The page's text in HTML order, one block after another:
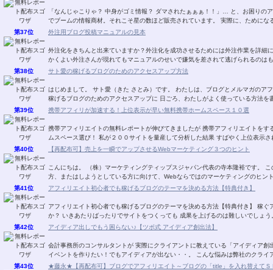
「なんじゃこりゃ？ 中身がゴミ情報？ ダマされたぁぁぁ！！」… と、お困りの
でブームの情報商材。それこそ星の数ほど
第37位
外注用ブログ投稿マニュアルの見本
外注化をきちんと出来ていますか？外注化を成功させるためには外注作業を詳細
かくよい外注さんが現れてもマニュアルのせいで嫌気を差されて逃げられるの
第38位
サト愛の稼げるブログのためのアクセスアップ方法
はじめまして。 サト愛（きた さとみ）です。 わたしは、ブログとメルマガのアフィリエイトを 楽しんでいます。 このレポートでは、
稼げるブログのためのアクセスアップに 日ごろ、わたしがよく使っている方法
第39位
携帯アフィリが加速する！上位表示が早い無料携帯ホームスペース１０選
携帯アフィリエイトの無料レポートが伸びてきましたが 携帯アフィリエイトを
ムスペース選び！ 私が２００サイトを量産して分析した結果 すばやく上
第40位
【再配布可】売上を一瞬でアップさせるWebマーケティング３つのヒント
こんにちは。 （株）マーケティングティップスジャパン代表の寺本隆裕です。 このレポートでは、Webを使って何かを販売している
第41位 アフィリエイト初心者でも稼げるブログのテーマを決める方法【特典付き】
アフィリエイト初心者でも稼げるブログのテーマを決める方法【特典付き】 稼ぐアフィリエイトサイトのテーマの決め方は ご存じです
第42位 アイディア出しでもう困らない♪【ツボ式 アイディア創出法】
会計事務所のコンサルタントが 実際にクライアントに教えている「アイディア創出法」です。 ★あ～企画を考えな
イベントを作りたい！でもアイディアが出ない・・
第43位
★藤永★【再配布可】ブログでアフィリエイト～ブログの「title」を入れ替えて